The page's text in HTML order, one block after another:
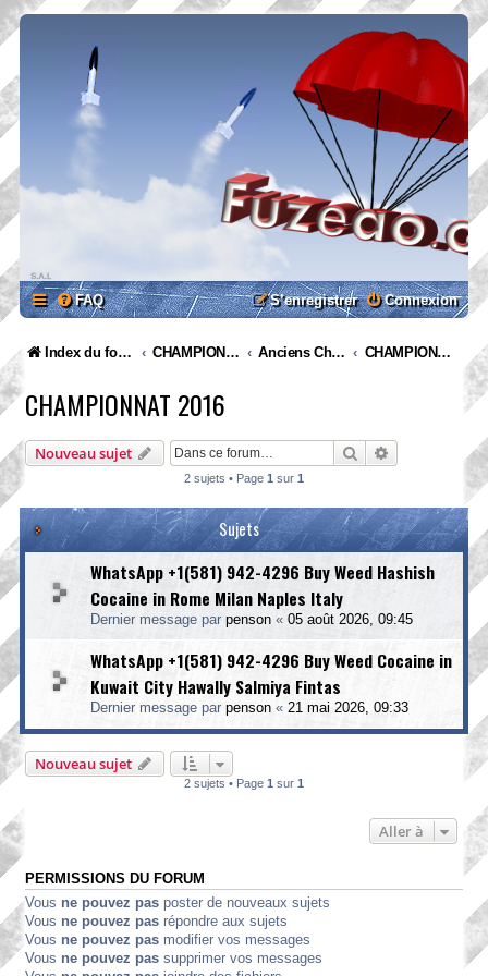
FAQ Connexion
S’enregistrer
Index du forum CHAMPIONNATS Anciens Championnats CHAMPIONNAT 2016
CHAMPIONNAT 2016
Nouveau sujet RechercherRecherche
2 sujets • Page 1 sur 1
Sujets
WhatsApp +1(581) 942-4296 Buy Weed Hashish
Cocaine in Rome Milan Naples Italy
Dernier message par penson « 05 août 2026, 09:45
WhatsApp +1(581) 942-4296 Buy Weed Cocaine in
Kuwait City Hawally Salmiya Fintas
Dernier message par penson « 21 mai 2026, 09:33
Nouveau sujet
2 sujets • Page 1 sur 1
Aller à
PERMISSIONS DU FORUM
Vous ne pouvez pas poster de nouveaux sujets
Vous ne pouvez pas répondre aux sujets
Vous ne pouvez pas modifier vos messages
Vous ne pouvez pas supprimer vos messages